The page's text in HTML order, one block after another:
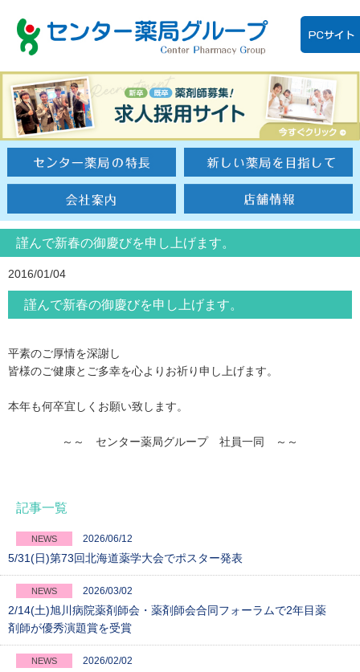
謹んで新春の御慶びを申し上げます。
2016/01/04
謹んで新春の御慶びを申し上げます。
平素のご厚情を深謝し
皆様のご健康とご多幸を心よりお祈り申し上げます。
本年も何卒宜しくお願い致します。
～～ センター薬局グループ 社員一同 ～～
記事一覧
NEWS 2026/06/12
5/31(日)第73回北海道薬学大会でポスター発表
NEWS 2026/03/02
2/14(土)旭川病院薬剤師会・薬剤師会合同フォーラムで2年目薬
剤師が優秀演題賞を受賞
NEWS 2026/02/02